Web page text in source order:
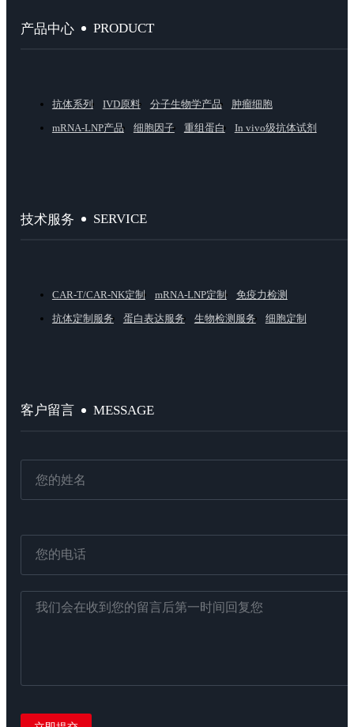
产品中心 PRODUCT
抗体系列 IVD原料 分子生物学产品
肿瘤细胞
mRNA-LNP产品
细胞因子 重组蛋白 In vivo级抗体试剂
技术服务 SERVICE
CAR-T/CAR-NK定制 mRNA-LNP定制
免疫力检测
抗体定制服务
蛋白表达服务 生物检测服务 细胞定制
客户留言 MESSAGE